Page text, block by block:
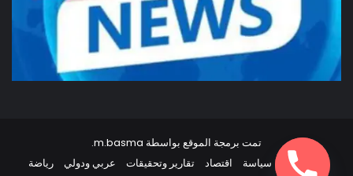
تمت برمجة الموقع بواسطة m.basma
.
أخبار مصر
سياسة اقتصاد تقارير وتحقيقات عربي ودولي رياضة